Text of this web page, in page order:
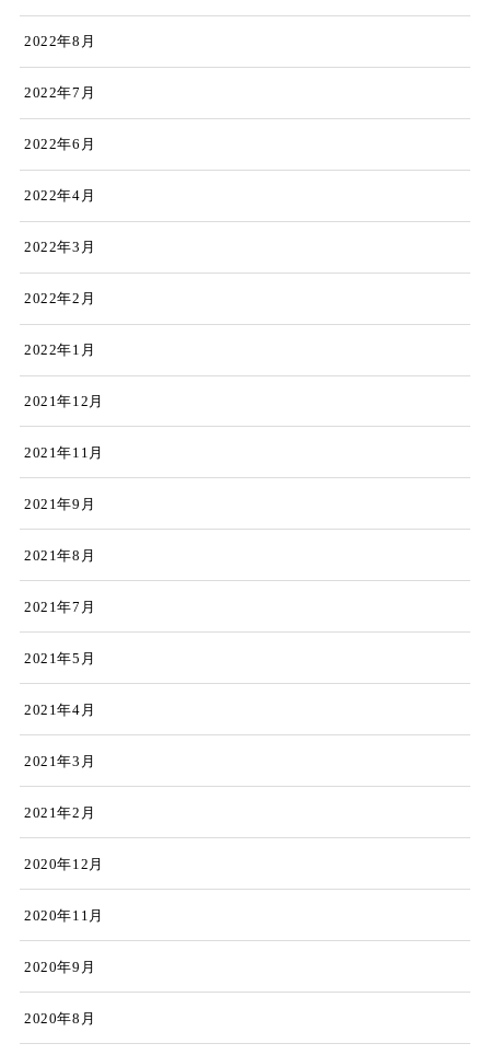
2022年8月
2022年7月
2022年6月
2022年4月
2022年3月
2022年2月
2022年1月
2021年12月
2021年11月
2021年9月
2021年8月
2021年7月
2021年5月
2021年4月
2021年3月
2021年2月
2020年12月
2020年11月
2020年9月
2020年8月